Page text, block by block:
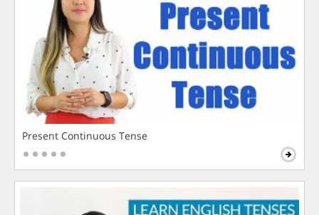
Present Continuous Tense